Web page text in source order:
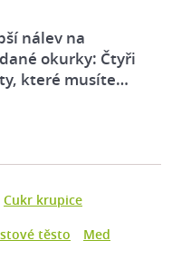
nálev na
okurky: Čtyři
které musíte…
Cukr krupice
těsto
Med